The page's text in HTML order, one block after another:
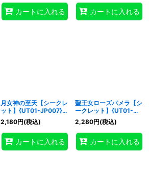
カートに入れる カートに入れる
月女神の至天【シークレ
ット】{UT01-JP007}
《魔法》
2,180円(税込)
カートに入れる
聖王女ローズパメラ【シ
ークレット】{UT01-
JP008}《モンスター》
2,280円(税込)
カートに入れる